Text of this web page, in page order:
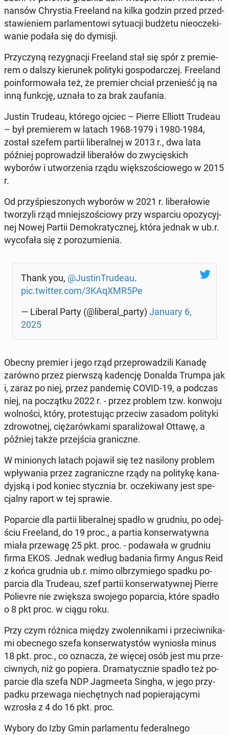
nan­sów Chry­stia Fre­eland na kilka godzin przed przed­
sta­wie­niem par­la­men­to­wi sy­tu­acji budżetu nie­ocze­ki­
wa­nie podała się do dymisji.
Przy­czy­ną re­zy­gna­cji Fre­eland stał się spór z pre­mie­
rem o dalszy kie­ru­nek po­li­ty­ki go­spo­dar­czej. Fre­eland
po­in­for­mo­wa­ła też, że premier chciał prze­nieść ją na
inną funkcję, uznała to za brak za­ufa­nia.
Justin Trudeau, którego ojciec – Pierre Elliott Trudeau
– był pre­mie­rem w latach 1968-1979 i 1980-1984,
został szefem partii li­be­ral­nej w 2013 r., dwa lata
później po­pro­wa­dził li­be­ra­łów do zwy­cię­skich
wyborów i utwo­rze­nia rządu więk­szo­ścio­we­go w 2015
r.
Od przy­śpie­szo­nych wyborów w 2021 r. li­be­ra­ło­wie
two­rzy­li rząd mniej­szo­ścio­wy przy wspar­ciu opo­zy­cyj­
nej Nowej Partii De­mo­kra­tycz­nej, która jednak w ub.r.
wy­co­fa­ła się z po­ro­zu­mie­nia.
Thank you, @Ju­stin­Tru­de­au.
pic.twitter.com/3KAqXMR5Pe
— Liberal Party (@liberal_party) January 6,
2025
Obecny premier i jego rząd prze­pro­wa­dzi­li Kanadę
zarówno przez pierw­szą ka­den­cję Donalda Trumpa jak
i, zaraz po niej, przez pan­de­mię COVID-19, a podczas
niej, na po­cząt­ku 2022 r. - przez problem tzw. konwoju
wol­no­ści, który, pro­te­stu­jąc przeciw zasadom po­li­ty­ki
zdro­wot­nej, cię­ża­rów­ka­mi spa­ra­li­żo­wał Ottawę, a
później także przej­ścia gra­nicz­ne.
W mi­nio­nych latach pojawił się też na­si­lo­ny problem
wpły­wa­nia przez za­gra­nicz­ne rządy na po­li­ty­kę ka­na­
dyj­ską i pod koniec stycz­nia br. ocze­ki­wa­ny jest spe­
cjal­ny raport w tej sprawie.
Po­par­cie dla partii li­be­ral­nej spadło w grudniu, po odej­
ściu Fre­eland, do 19 proc., a partia kon­ser­wa­tyw­na
miała prze­wa­gę 25 pkt. proc. - po­da­wa­ła w grudniu
firma EKOS. Jednak według badania firmy Angus Reid
z końca grudnia ub.r. mimo ol­brzy­mie­go spadku po­
par­cia dla Trudeau, szef partii kon­ser­wa­tyw­nej Pierre
Po­lie­vre nie zwięk­sza swojego po­par­cia, które spadło
o 8 pkt proc. w ciągu roku.
Przy czym różnica między zwo­len­ni­ka­mi i prze­ciw­ni­ka­
mi obec­ne­go szefa kon­ser­wa­ty­stów wy­nio­sła minus
18 pkt. proc., co oznacza, że więcej osób jest mu prze­
ciw­nych, niż go popiera. Dra­ma­tycz­nie spadło też po­
par­cie dla szefa NDP Jag­me­eta Singha, w jego przy­
pad­ku prze­wa­ga nie­chęt­nych nad po­pie­ra­ją­cy­mi
wzrosła z 4 do 16 pkt. proc.
Wybory do Izby Gmin par­la­men­tu fe­de­ral­ne­go